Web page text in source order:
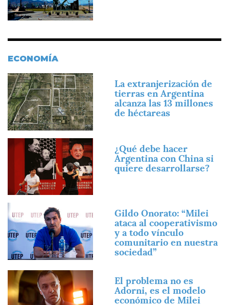
ECONOMÍA
Imagen
La extranjerización de
tierras en Argentina
alcanza las 13 millones
de héctareas
Imagen
¿Qué debe hacer
Argentina con China si
quiere desarrollarse?
Gildo Onorato: “Milei
ataca al cooperativismo
y a todo vínculo
comunitario en nuestra
sociedad”
Imagen
El problema no es
Adorni, es el modelo
económico de Milei